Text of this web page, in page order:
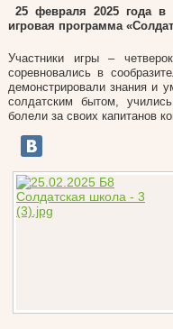
25 февраля 2025 года в
игровая программа
Участники игры –
соревновались в
демонстрировали знания и
солдатским бытом,
болели за своих капитанов